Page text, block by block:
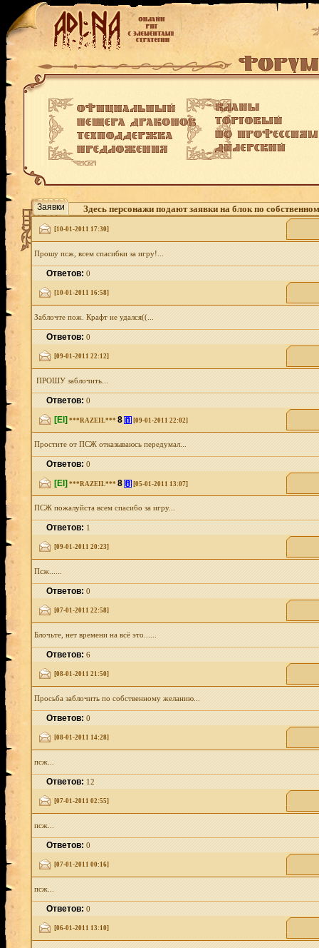
Заявки Здесь персонажи подают заявки на блок по
[10-01-2011 17:30]
Прошу псж, всем спасибки за игру!...
Ответов:0
[10-01-2011 16:58]
Заблочте пож. Крафт не удался((...
Ответов:0
[09-01-2011 22:12]
ПРОШУ заблочить...
Ответов:0
[El] ***RAZEIL*** 8 [i] [09-01-2011 22:02]
Простите от ПСЖ отказываюсь передумал...
Ответов:0
[El] ***RAZEIL*** 8 [i] [05-01-2011 13:07]
ПСЖ пожалуйста всем спасибо за игру...
Ответов:1
[09-01-2011 20:23]
Псж......
Ответов:0
[07-01-2011 22:58]
Блочьте, нет времени на всё это......
Ответов:6
[08-01-2011 21:50]
Просьба заблочить по собственному желанию...
Ответов:0
[08-01-2011 14:28]
псж...
Ответов:12
[07-01-2011 02:55]
псж...
Ответов:0
[07-01-2011 00:16]
псж...
Ответов:0
[06-01-2011 13:10]